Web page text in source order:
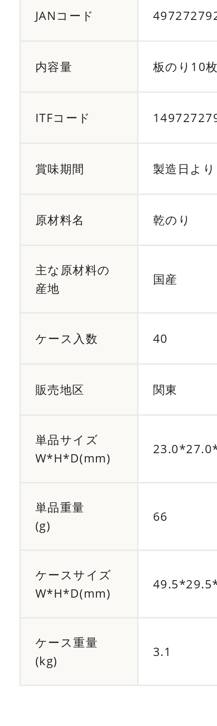
JANコード
内容量 板のり10
ITFコード
賞味期間 製造日よ
原材料名 乾のり
主な原材料の
産地
国産
ケース入数 40
販売地区 関東
単品サイズ
W*H*D(mm)
単品重量
(g)
66
ケースサイズ
W*H*D(mm)
ケース重量
(kg)
3.1